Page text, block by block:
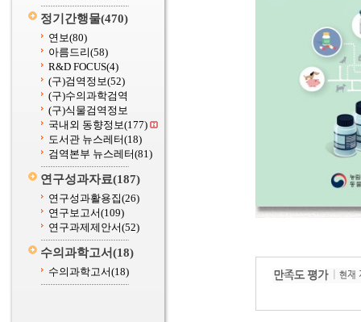
정기간행물(470)
연보(80)
아름드리(58)
R&D FOCUS(4)
(구)검역정보(52)
(구)수의과학검역
(구)식물검역정보
국내외 동향정보(177)
도서관 뉴스레터(18)
검역본부 뉴스레터(81)
연구성과자료(187)
연구성과활용집(26)
연구보고서(109)
연구과제제안서(52)
수의과학고서(18)
수의과학고서(18)